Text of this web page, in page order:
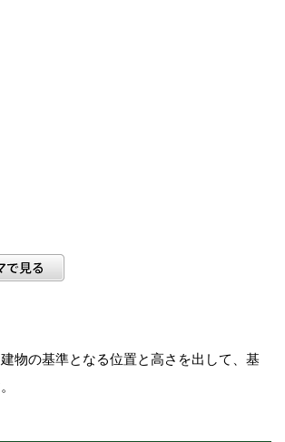
物の基準となる位置と高さを出して、基